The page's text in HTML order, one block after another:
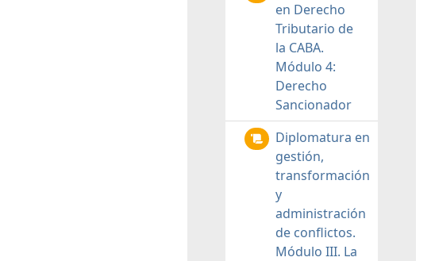
en Derecho
Tributario de
la CABA.
Módulo 4:
Derecho
Sancionador
Diplomatura en
gestión,
transformación
y
administración
de conflictos.
Módulo III. La